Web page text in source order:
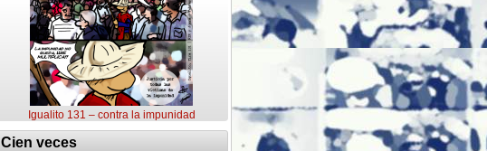
Igualito 131 – contra la impunidad
Cien veces